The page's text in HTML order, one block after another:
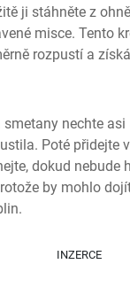
ji stáhněte z
misce. Tento
rozpustí a
nechte
Poté přidejte
dokud nebude
by mohlo
INZERCE